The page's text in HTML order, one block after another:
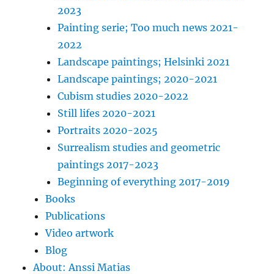
2023
Painting serie; Too much news 2021-
2022
Landscape paintings; Helsinki 2021
Landscape paintings; 2020-2021
Cubism studies 2020-2022
Still lifes 2020-2021
Portraits 2020-2025
Surrealism studies and geometric
paintings 2017-2023
Beginning of everything 2017-2019
Books
Publications
Video artwork
Blog
About: Anssi Matias